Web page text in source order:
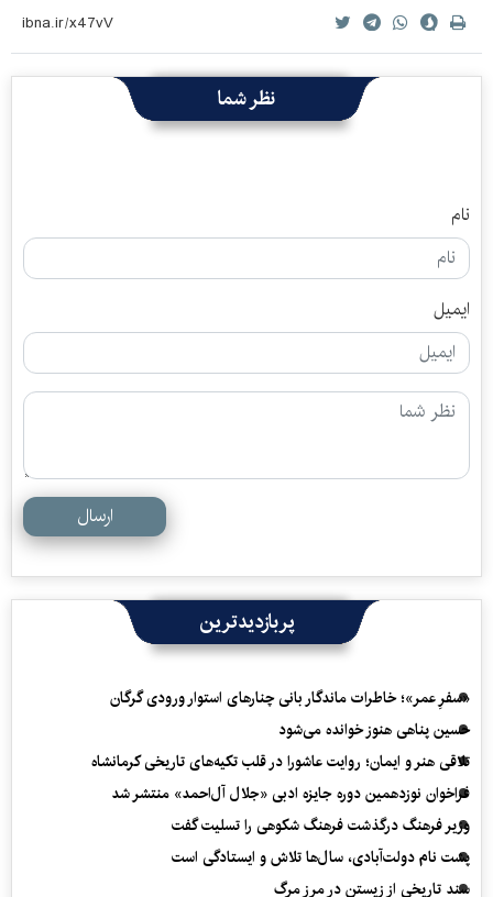
نظر شما
نام
ایمیل
ارسال
پربازدیدترین
«سفرِ عمر»؛ خاطرات ماندگار بانی چنارهای استوار ورودی گرگان
حسین پناهی هنوز خوانده می‌شود
تلاقی هنر و ایمان؛ روایت عاشورا در قلب تکیه‌های تاریخی کرمانشاه
فراخوان نوزدهمین دوره جایزه ادبی «جلال آل‌احمد» منتشر شد
وزیر فرهنگ درگذشت فرهنگ شکوهی را تسلیت گفت
پشت نام دولت‌آبادی، سال‌ها تلاش و ایستادگی است
سند تاریخی از زیستن در مرز مرگ